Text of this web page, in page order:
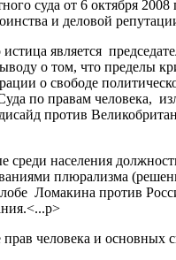
суда от 6 октября
и деловой
является
о том, что пределы
о свободе
по правам человека,
против
среди населения
плюрализма
Ломакина против
человека и основных